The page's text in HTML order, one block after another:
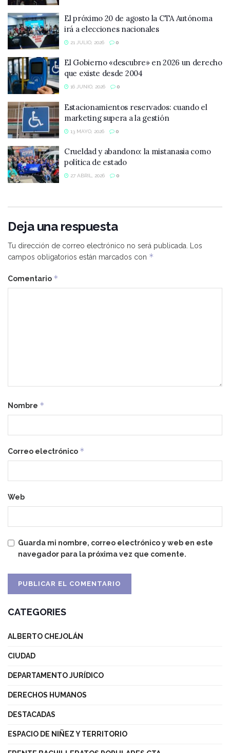
El próximo 20 de agosto la CTA Autónoma
irá a elecciones nacionales
21 JULIO, 2026 0
El Gobierno «descubre» en 2026 un derecho
que existe desde 2004
16 JUNIO, 2026 0
Estacionamientos reservados: cuando el
marketing supera a la gestión
13 MAYO, 2026 0
Crueldad y abandono: la mistanasia como
política de estado
27 ABRIL, 2026 0
Deja una respuesta
Tu dirección de correo electrónico no será publicada.
Los
campos obligatorios están marcados con *
Comentario *
Nombre *
Correo electrónico *
Web
Guarda mi nombre, correo electrónico y web en este
navegador para la próxima vez que comente.
CATEGORIES
ALBERTO CHEJOLÁN
CIUDAD
DEPARTAMENTO JURÍDICO
DERECHOS HUMANOS
DESTACADAS
ESPACIO DE NIÑEZ Y TERRITORIO